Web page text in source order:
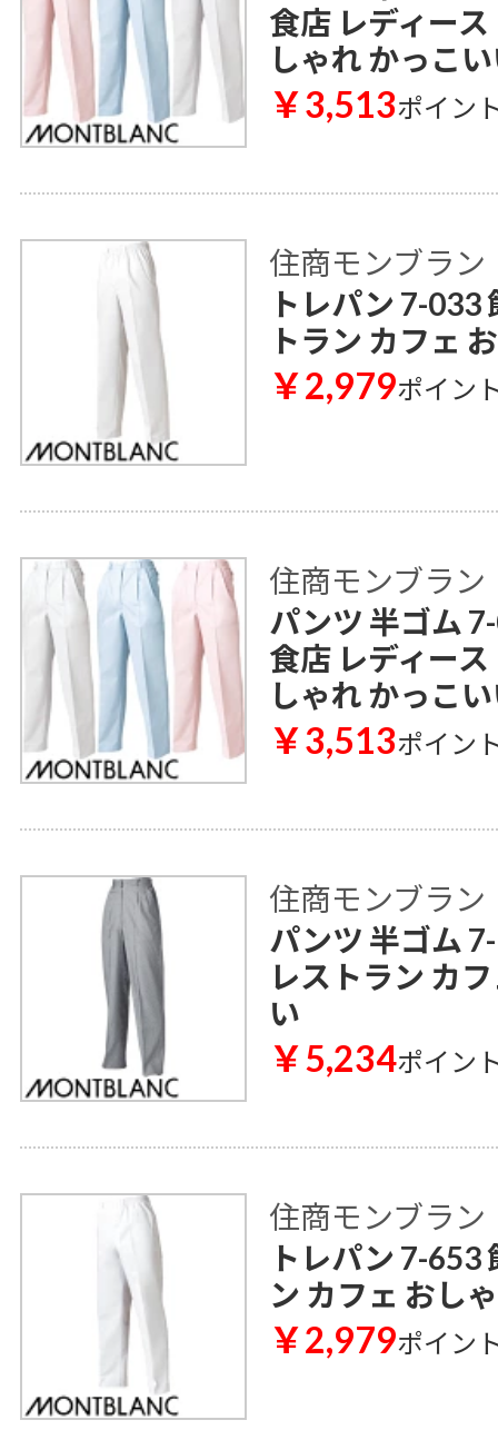
食店 レディー
しゃれ かっこ
￥3,513ポイン
住商モンブラン
トレパン 7-033
トラン カフェ
￥2,979ポイン
住商モンブラン
パンツ 半ゴム
食店 レディー
しゃれ かっこ
￥3,513ポイン
住商モンブラン
パンツ 半ゴム
レストラン カ
い
￥5,234ポイン
住商モンブラン
トレパン 7-653
ン カフェ おし
￥2,979ポイン